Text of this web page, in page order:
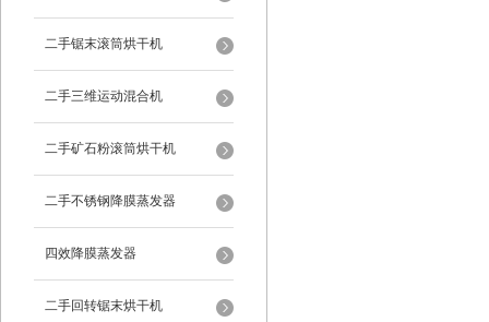
二手锯末滚筒烘干机
二手三维运动混合机
二手矿石粉滚筒烘干机
二手不锈钢降膜蒸发器
四效降膜蒸发器
二手回转锯末烘干机